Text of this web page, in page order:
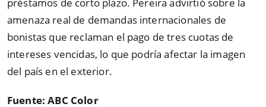
préstamos de corto plazo. Pereira advirtió sobre la
amenaza real de demandas internacionales de
bonistas que reclaman el pago de tres cuotas de
intereses vencidas, lo que podría afectar la imagen
del país en el exterior.
Fuente: ABC Color